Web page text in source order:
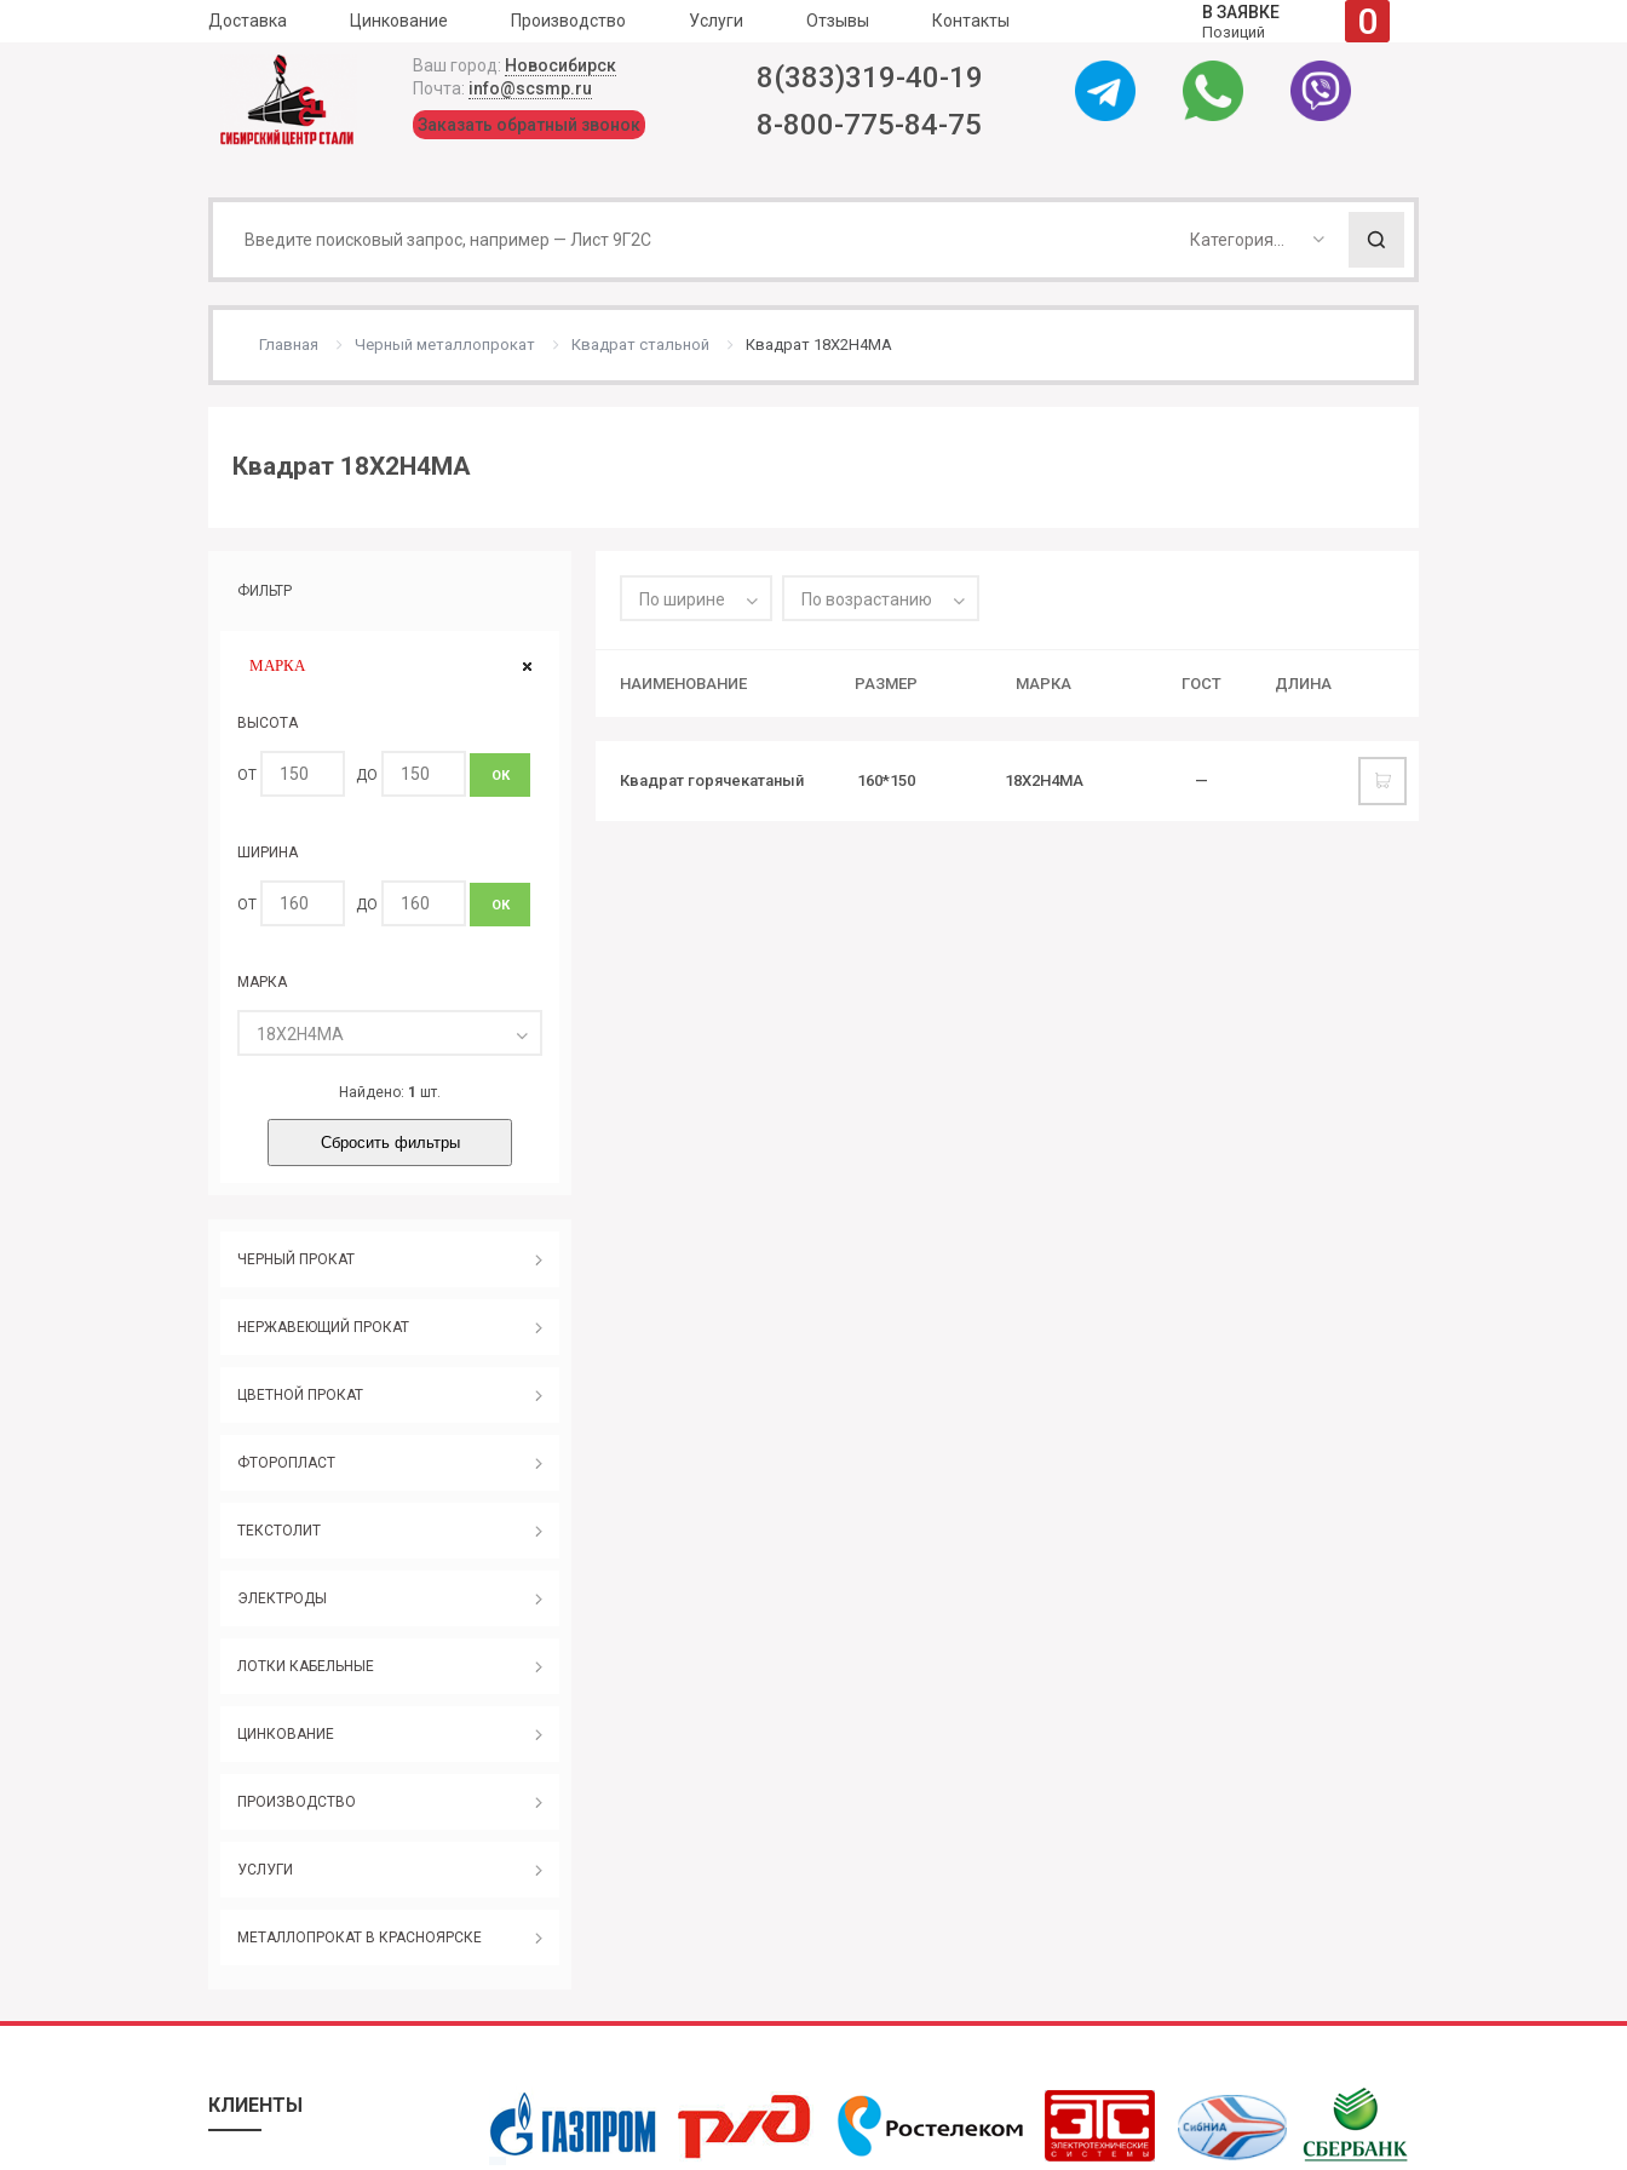
Доставка Цинкование Производство Услуги Отзывы Контакты В ЗАЯВКЕ
Позиций 0
Ваш город: Новосибирск
Почта: info@scsmp.ru
Заказать обратный звонок
8(383)319-40-19
8-800-775-84-75
Категория...
Главная Черный металлопрокат Квадрат стальной Квадрат 18Х2Н4МА
Квадрат 18Х2Н4МА
По ширине По возрастанию
НАИМЕНОВАНИЕ РАЗМЕР МАРКА ГОСТ ДЛИНА
Квадрат горячекатаный 160*150 18Х2Н4МА —
ФИЛЬТР
МАРКА
ВЫСОТА
ОТ ДО ОК
ШИРИНА
ОТ ДО ОК
МАРКА
18Х2Н4МА
Найдено: 1 шт.
Сбросить фильтры
ЧЕРНЫЙ ПРОКАТ
НЕРЖАВЕЮЩИЙ ПРОКАТ
ЦВЕТНОЙ ПРОКАТ
ФТОРОПЛАСТ
ТЕКСТОЛИТ
ЭЛЕКТРОДЫ
ЛОТКИ КАБЕЛЬНЫЕ
ЦИНКОВАНИЕ
ПРОИЗВОДСТВО
УСЛУГИ
МЕТАЛЛОПРОКАТ В КРАСНОЯРСКЕ
КЛИЕНТЫ